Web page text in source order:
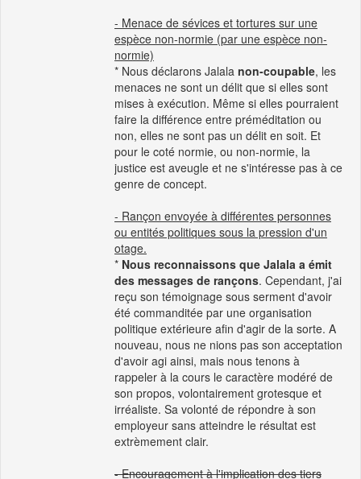
- Menace de sévices et tortures sur une
espèce non-normie (par une espèce non-
normie)
* Nous déclarons Jalala non-coupable, les
menaces ne sont un délit que si elles sont
mises à exécution. Même si elles pourraient
faire la différence entre préméditation ou
non, elles ne sont pas un délit en soit. Et
pour le coté normie, ou non-normie, la
justice est aveugle et ne s'intéresse pas à ce
genre de concept.
- Rançon envoyée à différentes personnes
ou entités politiques sous la pression d'un
otage.
* Nous reconnaissons que Jalala a émit
des messages de rançons. Cependant, j'ai
reçu son témoignage sous serment d'avoir
été commanditée par une organisation
politique extérieure afin d'agir de la sorte. A
nouveau, nous ne nions pas son acceptation
d'avoir agi ainsi, mais nous tenons à
rappeler à la cours le caractère modéré de
son propos, volontairement grotesque et
irréaliste. Sa volonté de répondre à son
employeur sans atteindre le résultat est
extrèmement clair.
- Encouragement à l'implication des tiers